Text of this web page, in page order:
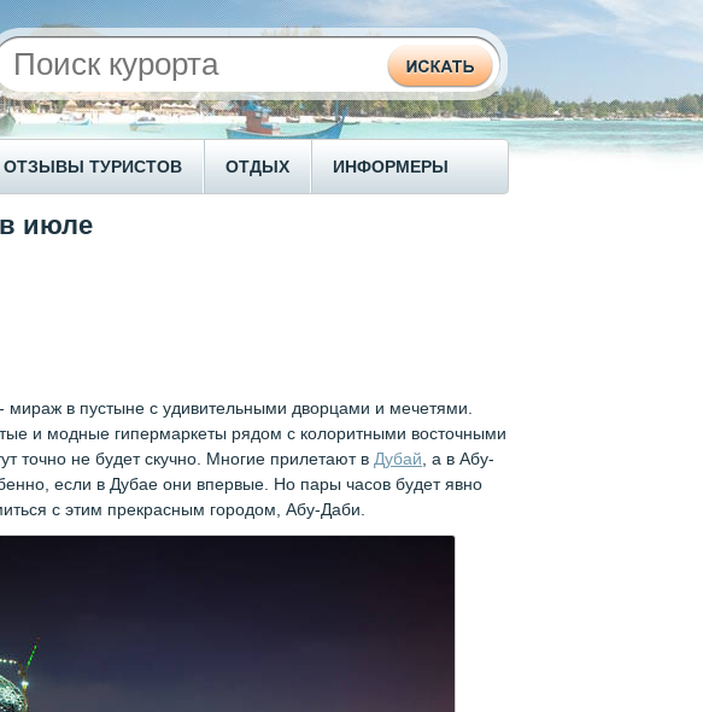
ОТЗЫВЫ ТУРИСТОВ ОТДЫХ ИНФОРМЕРЫ
июле
мираж в пустыне с удивительными дворцами и мечетями.
и модные гипермаркеты рядом с колоритными восточными
не будет скучно. Многие прилетают в Дубай , а в Абу-
если в Дубае они впервые. Но пары часов будет явно
с этим прекрасным городом, Абу-Даби.